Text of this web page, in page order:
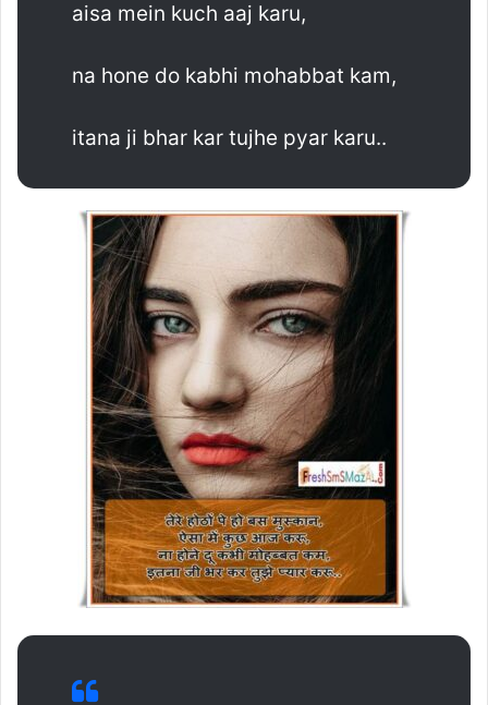
aisa mein kuch aaj karu,
na hone do kabhi mohabbat kam,
itana ji bhar kar tujhe pyar karu..